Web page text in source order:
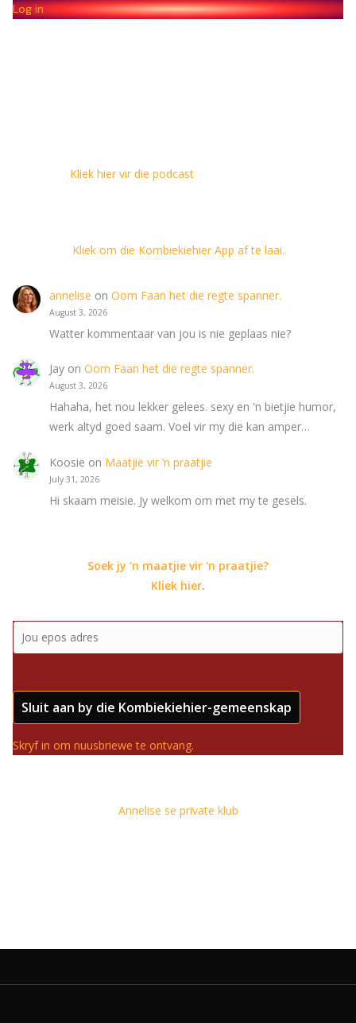
Log in
Kliek hier vir die podcast
Kliek om die Kombiekiehier App af te laai.
annelise on Oom Faan het die regte spanner.
August 3, 2026
Watter kommentaar van jou is nie geplaas nie?
Jayon Oom Faan het die regte spanner.
August 3, 2026
Hahaha, het nou lekker gelees. sexy en 'n bietjie humor,
werk altyd goed saam. Voel vir my die kan amper…
Koosie on Maatjie vir ‘n praatjie
July 31, 2026
Hi skaam meisie. Jy welkom om met my te gesels.
Soek jy 'n maatjie vir 'n praatjie?
Kliek hier.
Sluit aan by die Kombiekiehier-gemeenskap
Skryf in om nuusbriewe te ontvang.
Annelise se private klub